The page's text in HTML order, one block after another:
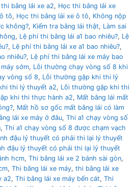
thi bằng lái xe a2, Học thi bằng lái xe
tô, Học thi bằng lái xe ô tô, Không nộp
không?, Kiểm tra bằng lái thật, Làm sai
, Lệ phí thi bằng lái a1 bao nhiêu?, Lệ
, Lệ phí thi bằng lái xe a1 bao nhiêu?,
nhiêu?, Lệ phí thi bằng lái xe máy bao
sớm, Lỗi thường chạy vòng số 8 khi
vòng số 8, Lỗi thường gặp khi thi lý
thi lý thuyết a2, Lỗi thường gặp khi thi
khi thi thực hành a2, Mất bằng lái mất
, Mất hồ sơ gốc mất bằng lái có làm
lái xe máy ở đâu, Thi a1 chạy vòng số
, Thi a1 chạy vòng số 8 được chạm vạch
đậu lý thuyết có phải thi lại lý thuyết
đậu lý thuyết có phải thi lại lý thuyết
hcm, Thi bằng lái xe 2 bánh sài gòn,
, Thi bằng lái xe máy, thi bằng lái xe
a2, Thi bằng lái xe máy bến cát, Thi